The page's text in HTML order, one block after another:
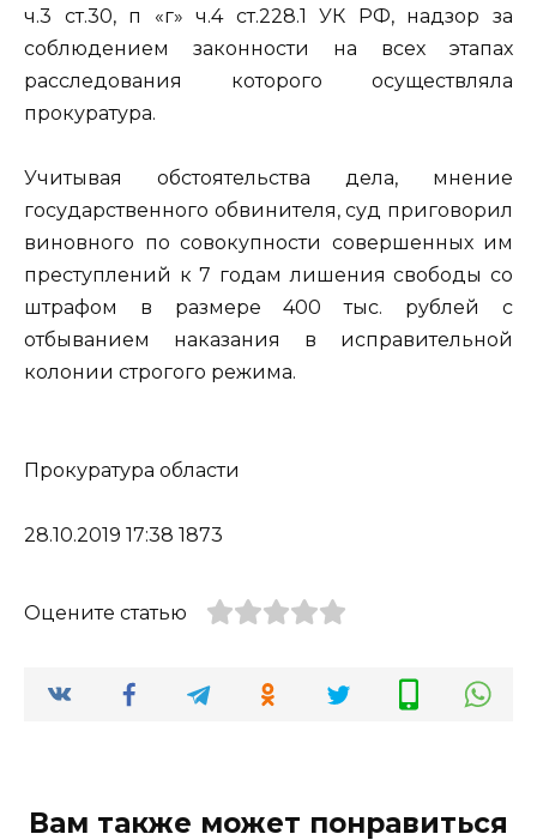
ч.3 ст.30, п «г» ч.4 ст.228.1 УК РФ, надзор за
соблюдением законности на всех этапах
расследования которого осуществляла
прокуратура.
Учитывая обстоятельства дела, мнение
государственного обвинителя, суд приговорил
виновного по совокупности совершенных им
преступлений к 7 годам лишения свободы со
штрафом в размере 400 тыс. рублей с
отбыванием наказания в исправительной
колонии строгого режима.
Прокуратура области
28.10.2019 17:38 1873
Оцените статью
Вам также может понравиться